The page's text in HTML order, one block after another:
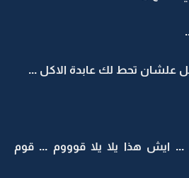
علشان تحط لك عابدة الاكل ...
هذا يلا يلا قوووم ... قوم